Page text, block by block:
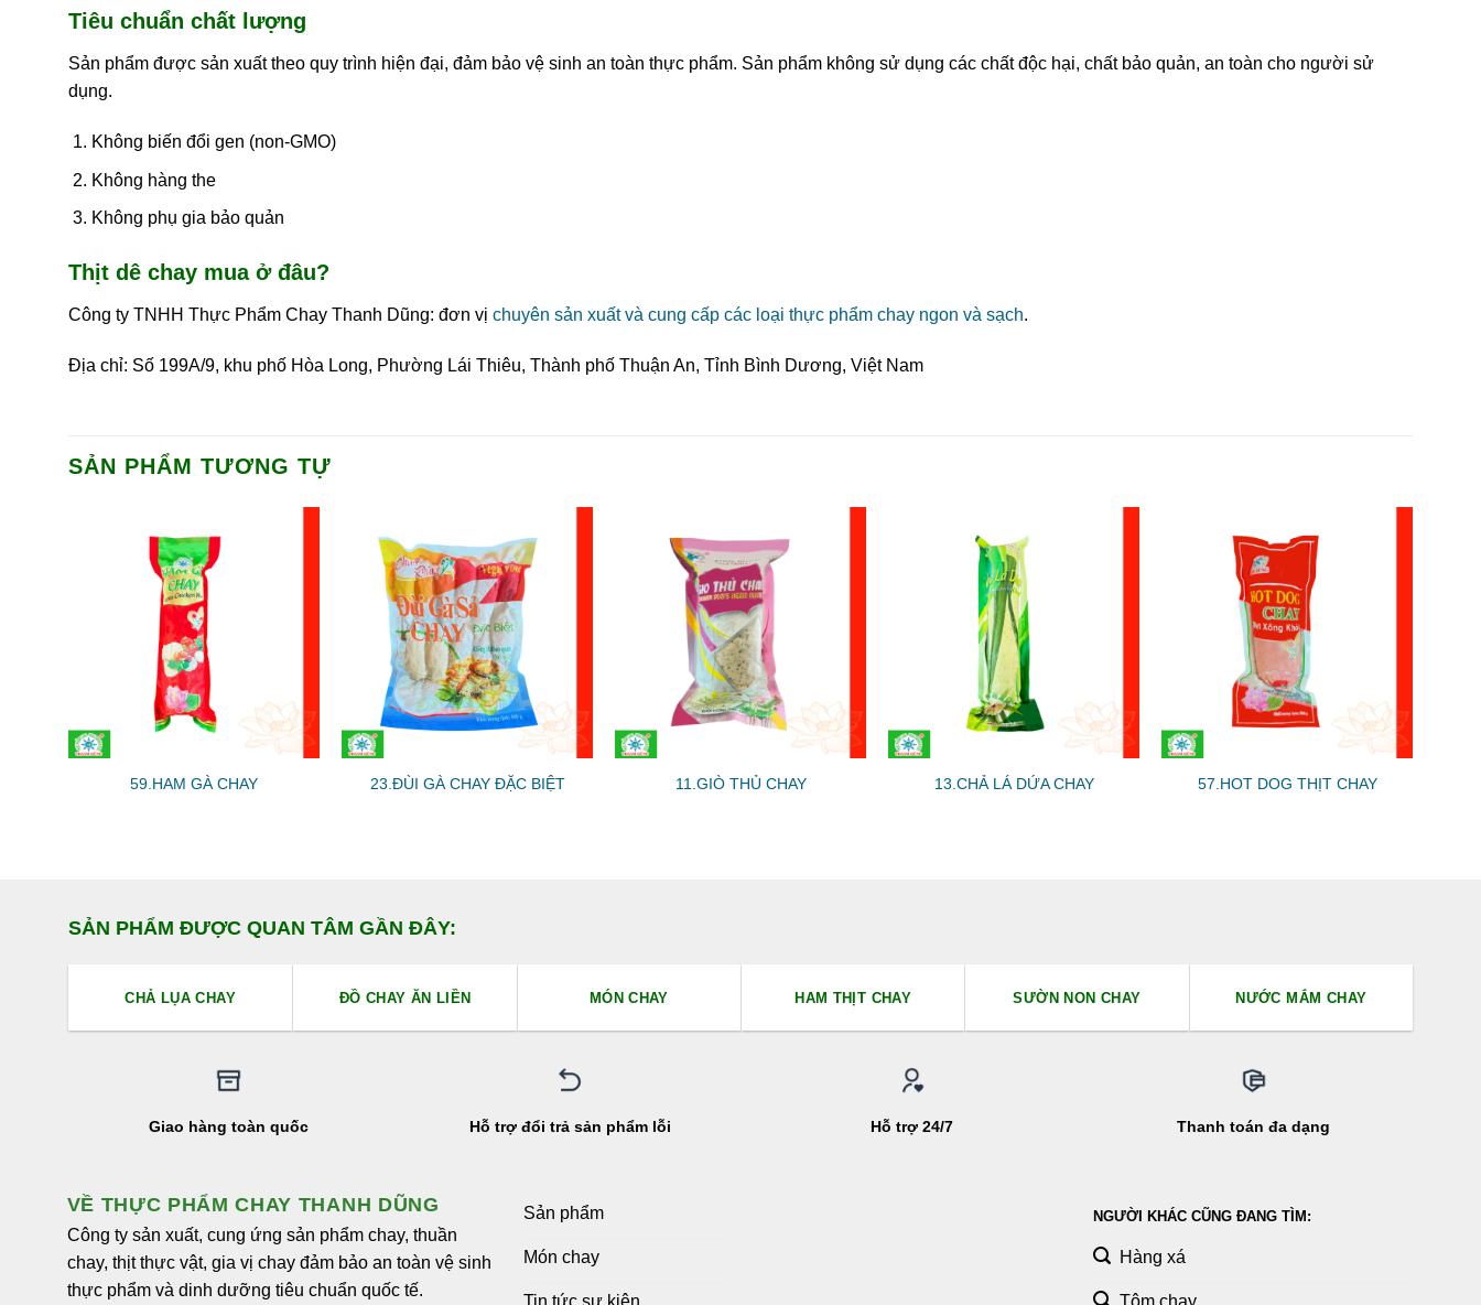
Tiêu chuẩn chất lượng
Sản phẩm được sản xuất theo quy trình hiện đại, đảm bảo vệ sinh an toàn thực phẩm. Sản phẩm không sử dụng các chất độc hại, chất bảo quản, an toàn cho người sử
dụng.
Không biến đổi gen (non-GMO)
Không hàng the
Không phụ gia bảo quản
Thịt dê chay mua ở đâu?
Công ty TNHH Thực Phẩm Chay Thanh Dũng: đơn vị chuyên sản xuất và cung cấp các loại thực phẩm chay ngon và sạch.
Địa chỉ: Số 199A/9, khu phố Hòa Long, Phường Lái Thiêu, Thành phố Thuận An, Tỉnh Bình Dương, Việt Nam
SẢN PHẨM TƯƠNG TỰ
59.HAM GÀ CHAY 23.ĐÙI GÀ CHAY ĐẶC BIỆT 11.GIÒ THỦ CHAY 13.CHẢ LÁ DỨA CHAY 57.HOT DOG THỊT CHAY
SẢN PHẨM ĐƯỢC QUAN TÂM GẦN ĐÂY:
CHẢ LỤA CHAY ĐỒ CHAY ĂN LIỀN MÓN CHAY HAM THỊT CHAY SƯỜN NON CHAY NƯỚC MẮM CHAY
Giao hàng toàn quốc Hỗ trợ đổi trả sản phẩm lỗi Hỗ trợ 24/7 Thanh toán đa dạng
VỀ THỰC PHẨM CHAY THANH DŨNG
Công ty sản xuất, cung ứng sản phẩm chay, thuần
chay, thịt thực vật, gia vị chay đảm bảo an toàn vệ sinh
thực phẩm và dinh dưỡng tiêu chuẩn quốc tế.
Sản phẩm
Món chay
NGƯỜI KHÁC CŨNG ĐANG TÌM:
Hàng xá